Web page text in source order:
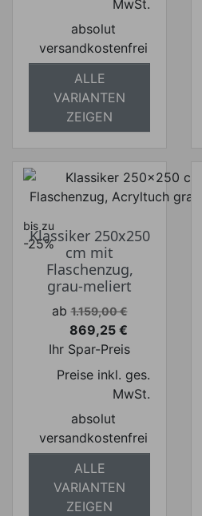
MwSt.
absolut
versandkostenfrei
ALLE
VARIANTEN
ZEIGEN
bis zu
-25%
Klassiker 250x250
cm mit
Flaschenzug,
grau-meliert
Verkaufspreis
ab 1.159,00 €
Preis
869,25 €
Ihr Spar-Preis
Preise inkl. ges.
MwSt.
absolut
versandkostenfrei
ALLE
VARIANTEN
ZEIGEN